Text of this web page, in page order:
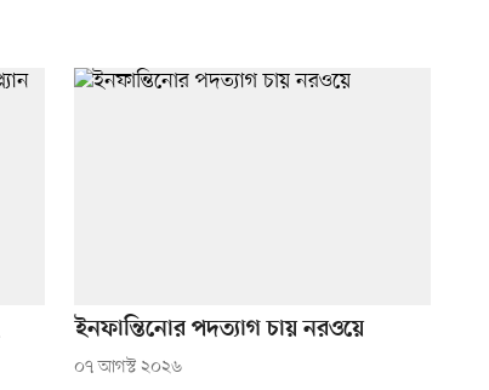
ইনফান্তিনোর পদত্যাগ চায় নরওয়ে
০৭ আগস্ট ২০২৬